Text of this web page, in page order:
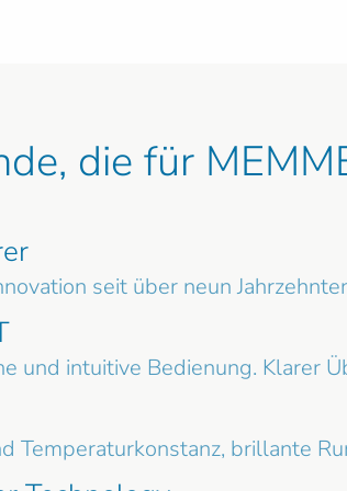
die für
seit über neun
und intuitive Bedienung. Klarer
Temperaturkonstanz, brillante